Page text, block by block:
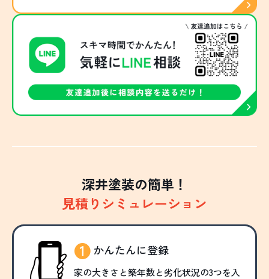
深井塗装の簡単！
見積りシミュレーション
かんたんに登録
家の大きさと築年数と劣化状況の3つを入